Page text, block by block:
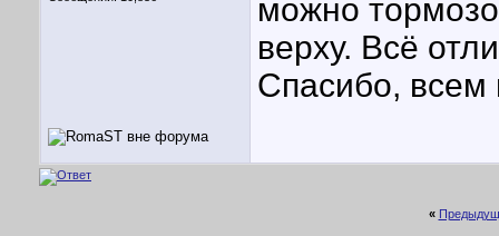
можно
верху. Всё
Спасибо,
«